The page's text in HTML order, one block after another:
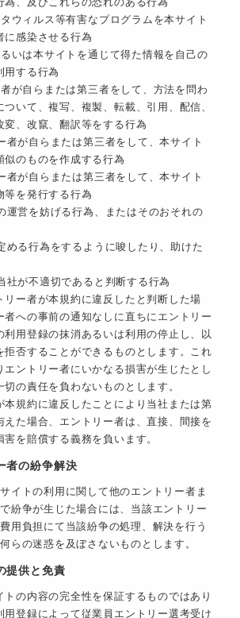
為、及びこれらの恐れのある行為
ウィルス等有害なプログラムを本サイト
に感染させる行為
いは本サイトを通じて得た情報を自己の
用する行為
が自らまたは第三者をして、方法を問わ
ついて、複写、複製、転載、引用、配信、
変、改竄、翻訳等をする行為
者が自らまたは第三者をして、本サイト
似のものを作成する行為
者が自らまたは第三者をして、本サイト
等を発行する行為
運営を妨げる行為、またはそのおそれの
める行為をするように唆したり、助けた
社が不適切であると判断する行為
リー者が本規約に違反したと判断した場
者への事前の通知なしに直ちにエントリー
利用登録の抹消あるいは利用の停止し、以
拒否することができるものとします。これ
エントリー者にいかなる損害が生じたとし
切の責任を負わないものとします。
本規約に違反したことにより当社または第
えた場合、エントリー者は、直接、間接を
害を賠償する義務を負います。
の紛争解決
イトの利用に関して他のエントリー者ま
紛争が生じた場合には、当該エントリー
用負担にて当該紛争の処理、解決を行う
らの迷惑を及ぼさないものとします。
供と免責
トの内容の完全性を保証するものではあり
用登録によって従業員エントリー選考受け